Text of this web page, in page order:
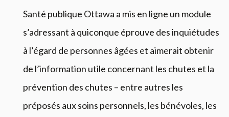
Santé publique Ottawa a mis en ligne un module
s’adressant à quiconque éprouve des inquiétudes
à l’égard de personnes âgées et aimerait obtenir
de l’information utile concernant les chutes et la
prévention des chutes – entre autres les
préposés aux soins personnels, les bénévoles, les